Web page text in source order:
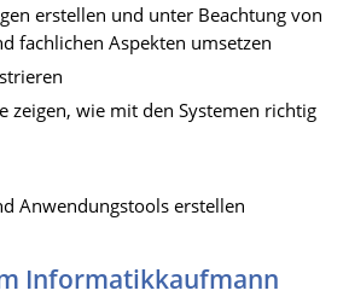
erstellen und unter Beachtung von
fachlichen Aspekten umsetzen
zeigen, wie mit den Systemen richtig
Anwendungstools erstellen
Informatikkaufmann